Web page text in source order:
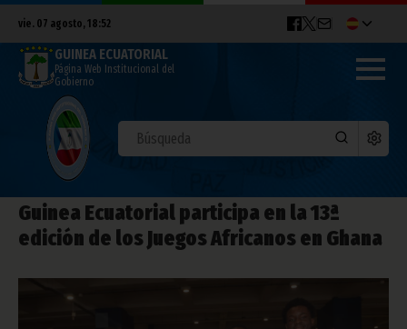
vie. 07 agosto, 18:52
GUINEA ECUATORIAL
Página Web Institucional del
Gobierno
Guinea Ecuatorial participa en la 13ª
edición de los Juegos Africanos en Ghana